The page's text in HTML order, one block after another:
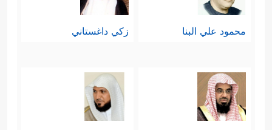
محمود علي البنا زكي داغستاني